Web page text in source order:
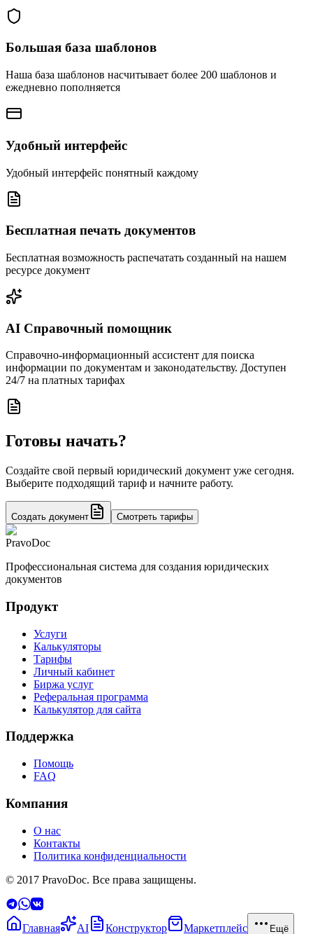
Большая база шаблонов
Наша база шаблонов насчитывает более 200 шаблонов и
ежедневно пополняется
Удобный интерфейс
Удобный интерфейс понятный каждому
Бесплатная печать документов
Бесплатная возможность распечатать созданный на нашем
ресурсе документ
AI Справочный помощник
Справочно-информационный ассистент для поиска
информации по документам и законодательству. Доступен
24/7 на платных тарифах
Готовы начать?
Создайте свой первый юридический документ уже сегодня.
Выберите подходящий тариф и начните работу.
Создать документ Смотреть тарифы
PravoDoc
Профессиональная система для создания юридических
документов
Продукт
Услуги
Калькуляторы
Тарифы
Личный кабинет
Биржа услуг
Реферальная программа
Калькулятор для сайта
Поддержка
Помощь
FAQ
Компания
О нас
Контакты
Политика конфиденциальности
© 2017 PravoDoc. Все права защищены.
Главная AI Конструктор Маркетплейс Ещё